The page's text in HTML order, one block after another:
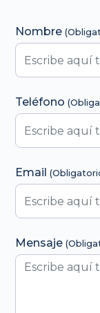
Nombre
Teléfono
Email
Mensaje